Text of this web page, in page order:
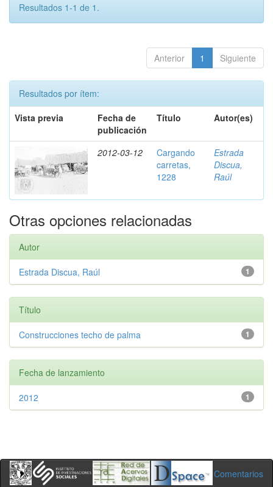
Resultados 1-1 de 1.
Anterior 1 Siguiente
Resultados por ítem:
Vista previa
Fecha de
publicación
Título Autor(es)
2012-03-12
Cargando
carretas,
1228
Estrada
Discua,
Raúl
Otras opciones relacionadas
Autor
1
Estrada Discua, Raúl
Título
1
Construcciones techo de palma
Fecha de lanzamiento
1
2012
Comentarios